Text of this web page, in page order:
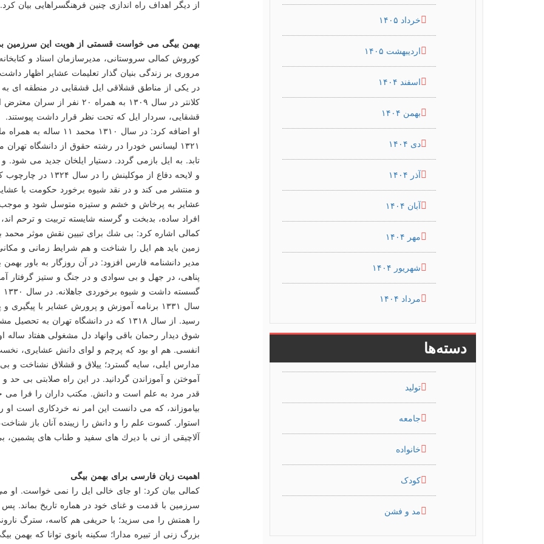
از دیگر اهداف راه اندازی چنین فرهنگسراهایی بیان كرد.
بهمن بیگی می خواست قسمتی از هویت این سرزمین
كوروش كمالی سروستانی، مدیرسازمان اسناد و
در یكی از مناطق قشلاقی ایل قشقایی در منطقه ای
كلانتر در سال ۱۳۰۹ به همراه
قشقایی، سردار ایل كه تحت نظر قرار داشت پیوستند.
او اضافه كرد: در سال
۱۳۲۱ لیسانس خودرا در رشته حقوق از دانشگاه
تابد. به ایل بازمی گردد. دستیار ایلخان جدید می
و لایحه دفاع از
و منتشر می كند و در نقد شیوه برخورد حكومت با
عشایر به پرخاش و خشم و ستیزه متوسل شود و موجب
افراد ساده، بدبخت و گرسنه شایسته تربیت و ترحم
كمالی اشاره كرد: بی شك برای تبیین نقش موثر محمد
زمین باید هم ایل را شناخت و هم شرایط زمانی و
مدیر دانشنامه فارس افزود: در آن روزگار به باور
پناهی، در جهل و بی سوادی و در جنگ و ستیز گرفتار
سال ۱۳۳۱ برنامه آموزش و پرورش عشایر با
شوق دیدار رحمان باقی وانهاد دل مشغولی هفتاد ساله
انفسی. هم او بود كه پرچم و لوای دانش عشایری،
مدارس ایلی، سایه گسترد؛ ییلاق و قشلاق نشناخت و
آموختن و آموزاندن گردانید. در این راه صلابتی بی
قدر مرد به علم است و دانش. مكتب داران را فرا می
بیاموزاند، كه می دانست این امر نه خردكاری است
استوار. كسوت علم را و دانش را زیبنده آنان باز
آلاچیقی از نی با دیرك های سفید و طناب های
اهمیت زبان فارسی برای بهمن بیگی
كمالی بیان كرد: او جای خالی ایل را نمی خواست. او
سرزمین با قدمت و غنای خود در هماره تاریخ بماند.
را همتش را می سزید؛ با حریفی هم كاسه، سترگ
بزرگ زنی از تبیره مدارا؛ سكینه بانوی توانا كه بهمن
خرداد ۱۴۰۵
اردیبهشت ۱۴۰۵
اسفند ۱۴۰۴
بهمن ۱۴۰۴
دی ۱۴۰۴
آذر ۱۴۰۴
آبان ۱۴۰۴
مهر ۱۴۰۴
شهریور ۱۴۰۴
مرداد ۱۴۰۴
دسته‌ها
تولید
جامعه
خانواده
کودک
مد و فشن